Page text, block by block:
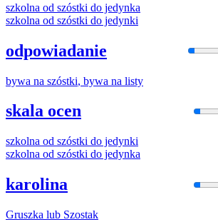
szkolna od szóstki do jedynka
szkolna od szóstki do jedynki
odpowiadanie
bywa na szóstki, bywa na listy
skala ocen
szkolna od szóstki do jedynki
szkolna od szóstki do jedynka
karolina
Gruszka lub Szostak